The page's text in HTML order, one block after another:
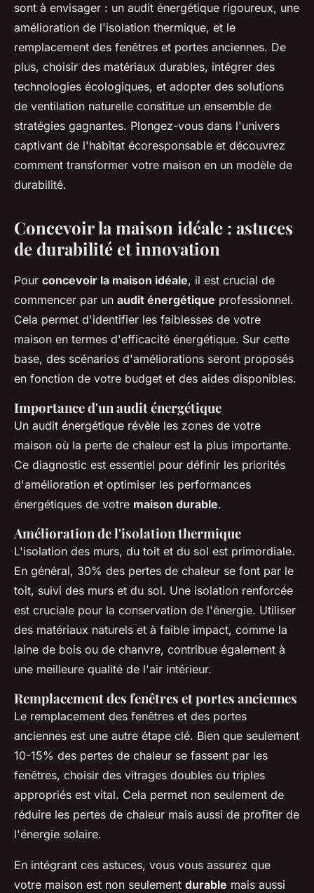
sont à envisager : un audit énergétique rigoureux, une
amélioration de l'isolation thermique, et le
remplacement des fenêtres et portes anciennes. De
plus, choisir des matériaux durables, intégrer des
technologies écologiques, et adopter des solutions
de ventilation naturelle constitue un ensemble de
stratégies gagnantes. Plongez-vous dans l'univers
captivant de l'habitat écoresponsable et découvrez
comment transformer votre maison en un modèle de
durabilité.
Concevoir la maison idéale : astuces
de durabilité et innovation
Pour concevoir la maison idéale, il est crucial de
commencer par un audit énergétique professionnel.
Cela permet d'identifier les faiblesses de votre
maison en termes d'efficacité énergétique. Sur cette
base, des scénarios d'améliorations seront proposés
en fonction de votre budget et des aides disponibles.
Importance d'un audit énergétique
Un audit énergétique révèle les zones de votre
maison où la perte de chaleur est la plus importante.
Ce diagnostic est essentiel pour définir les priorités
d'amélioration et optimiser les performances
énergétiques de votre maison durable.
Amélioration de l'isolation thermique
L'isolation des murs, du toit et du sol est primordiale.
En général, 30% des pertes de chaleur se font par le
toit, suivi des murs et du sol. Une isolation renforcée
est cruciale pour la conservation de l'énergie. Utiliser
des matériaux naturels et à faible impact, comme la
laine de bois ou de chanvre, contribue également à
une meilleure qualité de l'air intérieur.
Remplacement des fenêtres et portes anciennes
Le remplacement des fenêtres et des portes
anciennes est une autre étape clé. Bien que seulement
10-15% des pertes de chaleur se fassent par les
fenêtres, choisir des vitrages doubles ou triples
appropriés est vital. Cela permet non seulement de
réduire les pertes de chaleur mais aussi de profiter de
l'énergie solaire.
En intégrant ces astuces, vous vous assurez que
votre maison est non seulement durable mais aussi